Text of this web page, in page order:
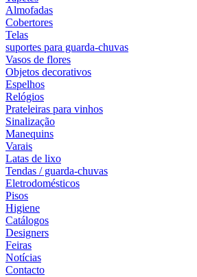
Almofadas
Cobertores
Telas
suportes para guarda-chuvas
Vasos de flores
Objetos decorativos
Espelhos
Relógios
Prateleiras para vinhos
Sinalização
Manequins
Varais
Latas de lixo
Tendas / guarda-chuvas
Eletrodomésticos
Pisos
Higiene
Catálogos
Designers
Feiras
Notícias
Contacto